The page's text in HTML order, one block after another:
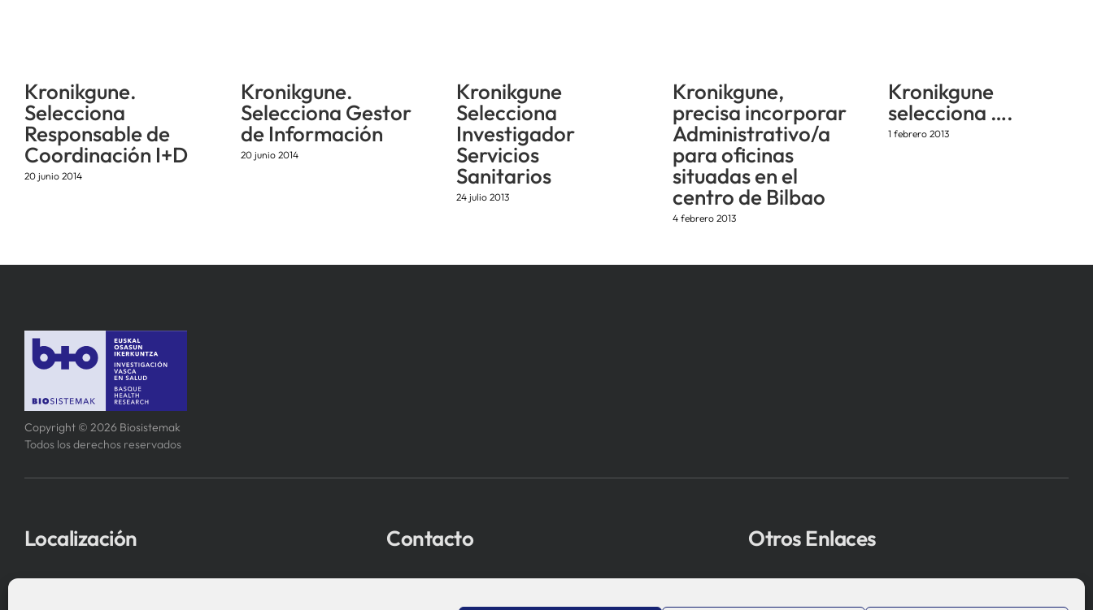
Kronikgune.
Selecciona
Responsable de
Coordinación I+D
20 junio 2014
Kronikgune.
Selecciona Gestor
de Información
20 junio 2014
Kronikgune
Selecciona
Investigador
Servicios
Sanitarios
24 julio 2013
Kronikgune,
precisa incorporar
Administrativo/a
para oficinas
situadas en el
centro de Bilbao
4 febrero 2013
Kronikgune
selecciona ….
1 febrero 2013
Copyright © 2026 Biosistemak
Todos los derechos reservados
Localización Contacto Otros Enlaces